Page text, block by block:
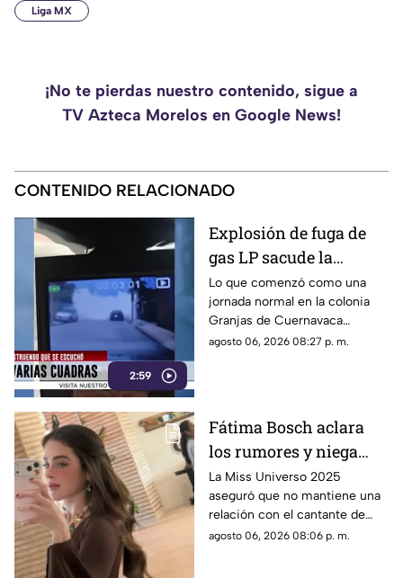
Liga MX
¡No te pierdas nuestro contenido, sigue a
TV Azteca Morelos en Google News!
CONTENIDO RELACIONADO
2:59
Explosión de fuga de
gas LP sacude la
colonia Las Granjas
Lo que comenzó como una
jornada normal en la colonia
Granjas de Cuernavaca
terminó en una movilización
agosto 06, 2026 08:27 p. m.
Fátima Bosch aclara
los rumores y niega
tener un romance con
Natanael Cano
La Miss Universo 2025
aseguró que no mantiene una
relación con el cantante de
corridos tumbados.
agosto 06, 2026 08:06 p. m.